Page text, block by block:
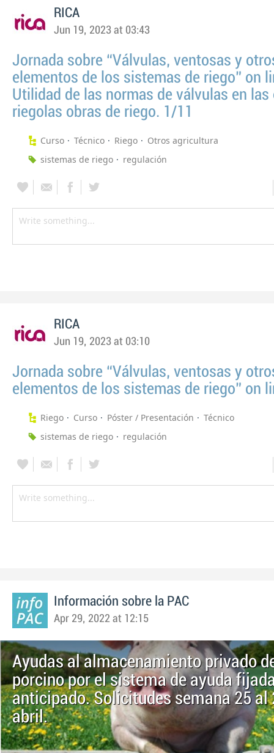
RICA
Jun 19, 2023 at 03:43
Jornada sobre “Válvulas, ventosas y
elementos de los sistemas de riego” on
Utilidad de las normas de válvulas en las
riegolas obras de riego. 1/11
Curso Técnico Riego
Otros agricultura
sistemas de riego
regulación
RICA
Jun 19, 2023 at 03:10
Jornada sobre “Válvulas, ventosas y
elementos de los sistemas de riego” on
Riego Curso Póster / Presentación
Técnico
sistemas de riego
regulación
Información sobre la PAC
Apr 29, 2022 at 12:15
Ayudas al almacenamiento privado
porcino por el sistema de ayuda
anticipado. Solicitudes semana 25 al
abril.